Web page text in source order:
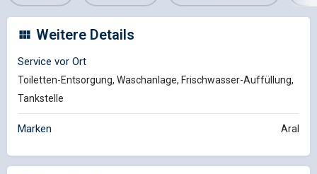
Weitere Details
Service vor Ort
Toiletten-Entsorgung, Waschanlage, Frischwasser-Auffüllung,
Tankstelle
Marken Aral